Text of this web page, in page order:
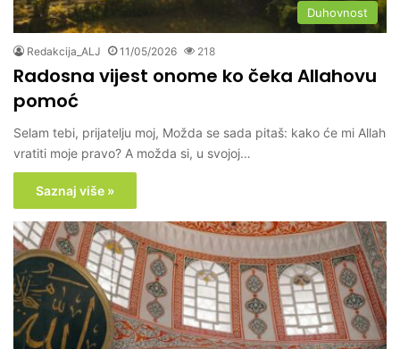
Duhovnost
Redakcija_ALJ 11/05/2026 218
Radosna vijest onome ko čeka Allahovu
pomoć
Selam tebi, prijatelju moj, Možda se sada pitaš: kako će mi Allah
vratiti moje pravo? A možda si, u svojoj…
Saznaj više »